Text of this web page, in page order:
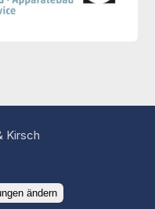
Kirsch
ändern